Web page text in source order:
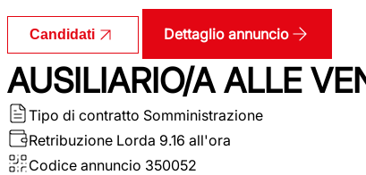
Candidati Dettaglio annuncio
AUSILIARIO/A ALLE
Tipo di contratto Somministrazione
Retribuzione Lorda 9.16 all'ora
Codice annuncio 350052